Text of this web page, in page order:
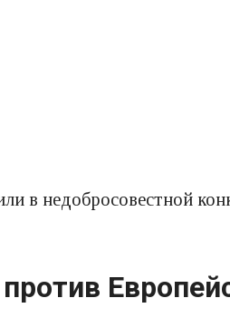
в недобросовестной